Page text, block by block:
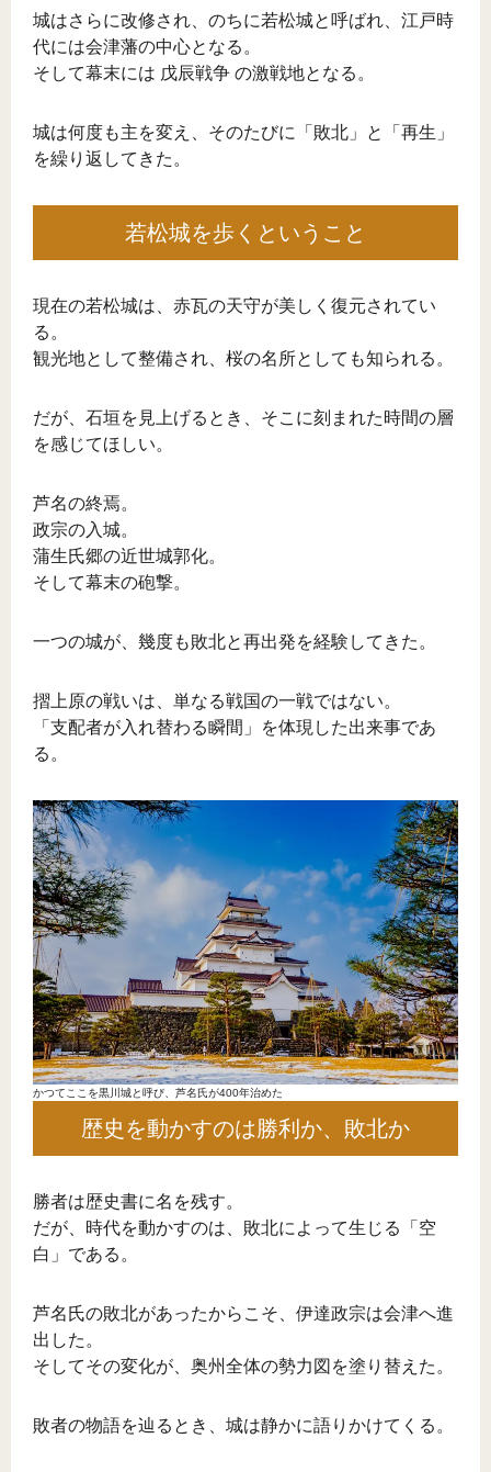
城はさらに改修され、のちに若松城と呼ばれ、江戸時
代には会津藩の中心となる。
そして幕末には 戊辰戦争 の激戦地となる。
城は何度も主を変え、そのたびに「敗北」と「再生」
を繰り返してきた。
若松城を歩くということ
現在の若松城は、赤瓦の天守が美しく復元されてい
る。
観光地として整備され、桜の名所としても知られる。
だが、石垣を見上げるとき、そこに刻まれた時間の層
を感じてほしい。
芦名の終焉。
政宗の入城。
蒲生氏郷の近世城郭化。
そして幕末の砲撃。
一つの城が、幾度も敗北と再出発を経験してきた。
摺上原の戦いは、単なる戦国の一戦ではない。
「支配者が入れ替わる瞬間」を体現した出来事であ
る。
かつてここを黒川城と呼び、芦名氏が400年治めた
歴史を動かすのは勝利か、敗北か
勝者は歴史書に名を残す。
だが、時代を動かすのは、敗北によって生じる「空
白」である。
芦名氏の敗北があったからこそ、伊達政宗は会津へ進
出した。
そしてその変化が、奥州全体の勢力図を塗り替えた。
敗者の物語を辿るとき、城は静かに語りかけてくる。